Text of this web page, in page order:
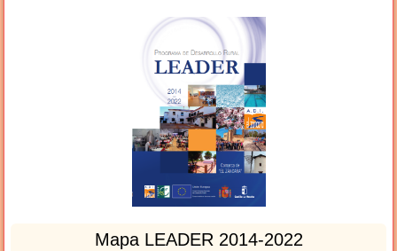
Mapa LEADER 2014-2022